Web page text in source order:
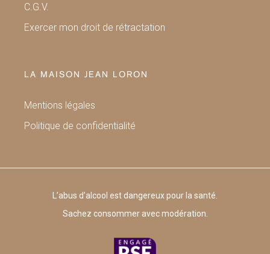
C.G.V.
Exercer mon droit de rétractation
LA MAISON JEAN LORON
Mentions légales
Politique de confidentialité
L’abus d’alcool est dangereux pour la santé.
Sachez consommer avec modération.